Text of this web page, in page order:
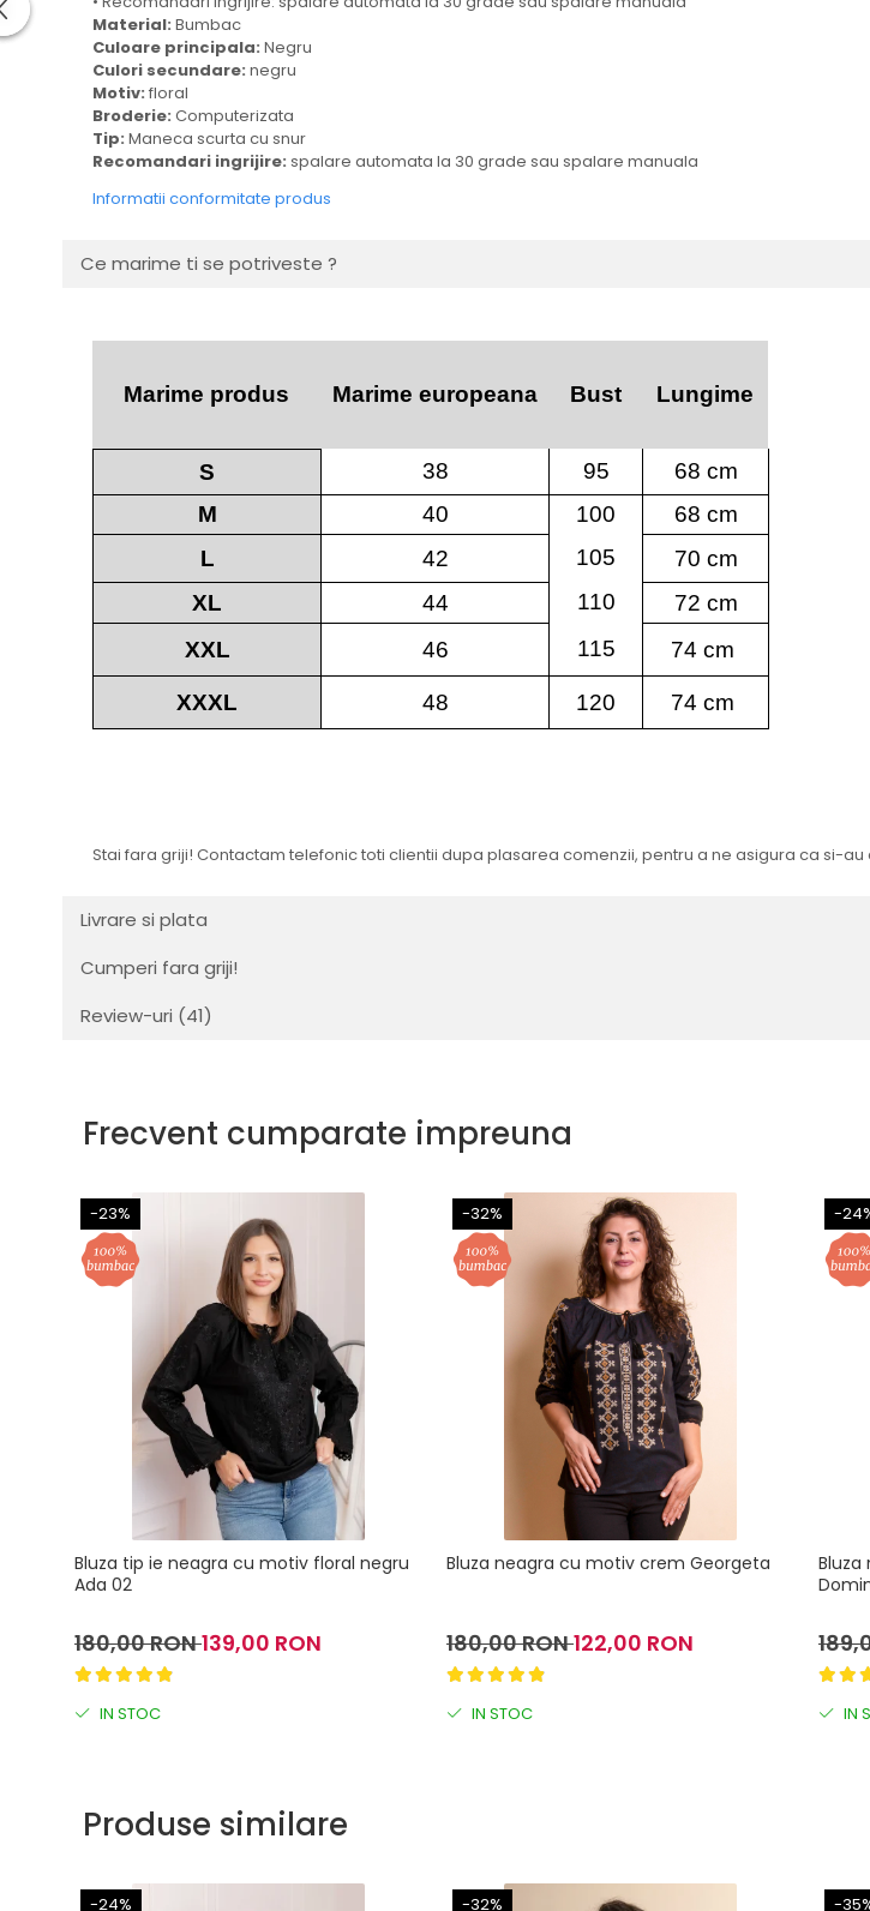
Material: Bumbac
Culoare principala: Negru
Culori secundare: negru
Motiv: floral
Broderie: Computerizata
Tip: Maneca scurta cu snur
Recomandari ingrijire: spalare automata la 30 grade sau spalare manuala
Informatii conformitate produs
Ce marime ti se potriveste ?
Marime produs Marime europeana Bust Lungime
S 38 95
68 cm
M
40 100
68 cm
L
42 105
70 cm
XL
44 110
72 cm
XXL
46 115 74 cm
XXXL 48 120 74 cm
Stai fara griji! Contactam telefonic toti clientii dupa plasarea comenzii, pentru a ne asigura ca si-
Livrare si plata
Cumperi fara griji!
Review-uri (41)
Frecvent cumparate impreuna
-23%
Bluza tip ie neagra cu motiv floral negru
Ada 02
180,00 RON139,00 RON
IN STOC
-32%
Bluza neagra cu motiv crem Georgeta
180,00 RON122,00 RON
IN STOC
-
IN
Produse similare
-24% -32% -